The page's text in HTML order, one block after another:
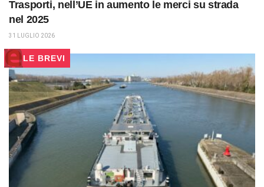
Trasporti, nell’UE in aumento le merci su strada
nel 2025
31 LUGLIO 2026
LE BREVI